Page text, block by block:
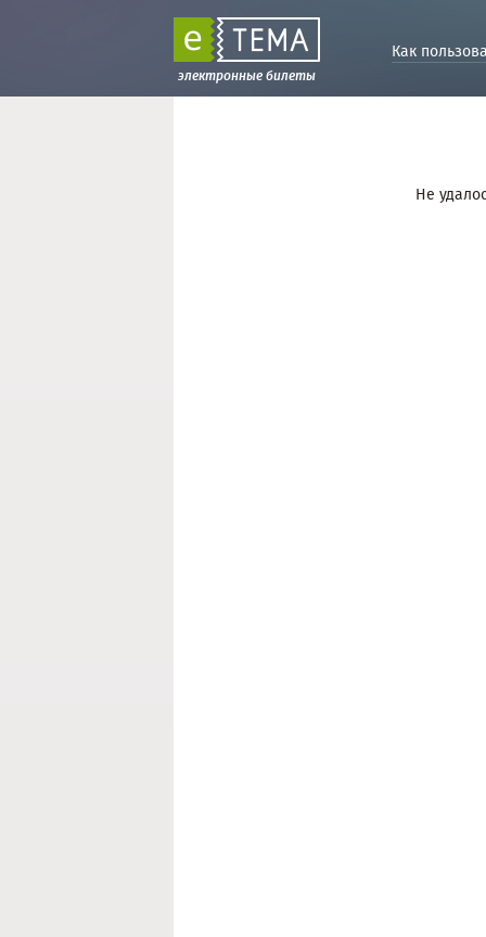
электронные билеты
Как
Не